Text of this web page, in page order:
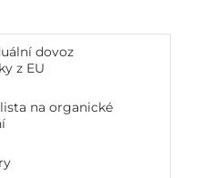
dovoz
z EU
na organické